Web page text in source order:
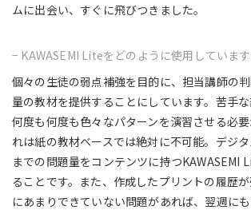
ムに出会い、すぐに飛びつきました。
− KAWASEMI Liteをどのように使用しています
個々の生徒の弱点補強を目的に、担当講師の
量の教材を提供することにしています。苦手な
何度も何度も色々なパターンを演習させる必
れは紙の教材ベースでは絶対に不可能。デジ
までの問題量をコンテンツに持つKAWASEMI
ることです。また、作成したプリントの履歴
にあまりできていない問題があれば、翌週に